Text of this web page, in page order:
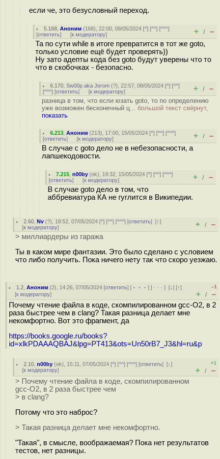
если че, это безусловный переход.
5.168 ,Аноним (168), 22:00, 08/05/2024 [^] [^^] [^^^]
[ответить] [к модератору] + / –
Та по сути while в итоге превратится в тот же goto,
только условие ещё будет проверять))
Ну зато адепты кода без goto будут уверены что то
что в скобочках - безопасно.
6.170 ,Sw00p aka Jerom (?), 22:57, 08/05/2024 [^] [^^]
[^^^] [ответить] [к модератору] + / –
разница в том, что если юзать goto, то по определению
уже возможен бесконечный ц... большой текст свёрнут,
показать
6.213 ,Аноним (213), 17:00, 15/05/2024 [^] [^^] [^^^]
[ответить] [к модератору] + / –
В случае с goto дело не в небезопасности, а
лапшекодовости.
7.215 ,n00by (ok), 19:32, 15/05/2024 [^] [^^] [^^^]
[ответить] [к модератору] + / –
В случае goto дело в том, что
аббревиатура КА не гуглится в Википедии.
2.60 ,Nv (?), 18:52, 07/05/2024 [^] [^^] [^^^] [ответить][↑]
[к модератору] + / –
> миллиардеры из гаража
Ты в каком мире фантазии. Это было сделано с условием
что либо получить. Пока ничего нету так что скоро уезжаю.
1.2 ,Аноним (2), 14:26, 07/05/2024 [ответить] [ ﹢﹢﹢] [ · · ·][↓] [↑]
[к модератору]
–1
+ / –
Почему чтение файла в коде, скомпилированном gcc-O2, в 2
раза быстрее чем в clang? Такая разница делает мне
некомфортно. Вот это фрагмент, да
https://books.google.ru/books?
id=xlkPDAAAQBAJ&lpg=PT413&ots=Un50rB7_J3&hl=ru&p
2.10 ,n00by (ok), 15:11, 07/05/2024 [^] [^^] [^^^] [ответить][↓]
[к модератору]
+1
+ / –
> Почему чтение файла в коде, скомпилированном
gcc-O2, в 2 раза быстрее чем
> в clang?
Потому что это наброс?
> Такая разница делает мне некомфортно.
"Такая", в смысле, воображаемая? Пока нет результатов
тестов, нет разницы.